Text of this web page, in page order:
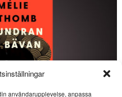
användarupplevelse, anpassa